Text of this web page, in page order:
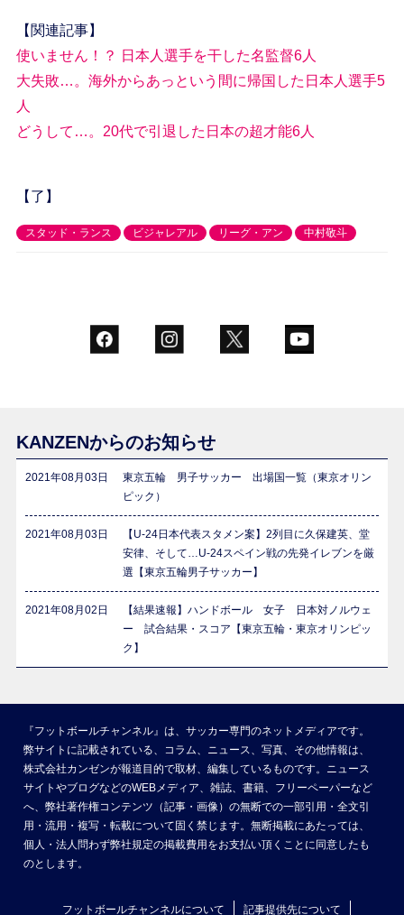
【関連記事】
使いません！？ 日本人選手を干した名監督6人
大失敗…。海外からあっという間に帰国した日本人選手5
人
どうして…。20代で引退した日本の超才能6人
【了】
スタッド・ランス ビジャレアル リーグ・アン 中村敬斗
KANZENからのお知らせ
2021年08月03日
東京五輪 男子サッカー 出場国一覧（東京オリン
ピック）
2021年08月03日
【U-24日本代表スタメン案】2列目に久保建英、堂
安律、そして…U-24スペイン戦の先発イレブンを厳
選【東京五輪男子サッカー】
2021年08月02日
【結果速報】ハンドボール 女子 日本対ノルウェ
ー 試合結果・スコア【東京五輪・東京オリンピッ
ク】
『フットボールチャンネル』は、サッカー専門のネットメディアです。
弊サイトに記載されている、コラム、ニュース、写真、その他情報は、
株式会社カンゼンが報道目的で取材、編集しているものです。ニュース
サイトやブログなどのWEBメディア、雑誌、書籍、フリーペーパーなど
へ、弊社著作権コンテンツ（記事・画像）の無断での一部引用・全文引
用・流用・複写・転載について固く禁じます。無断掲載にあたっては、
個人・法人問わず弊社規定の掲載費用をお支払い頂くことに同意したも
のとします。
フットボールチャンネルについて 記事提供先について